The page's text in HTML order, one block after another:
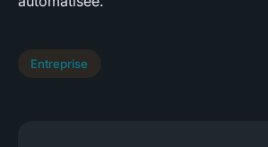
Entreprise